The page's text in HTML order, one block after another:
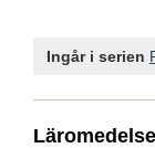
Ingår i serien